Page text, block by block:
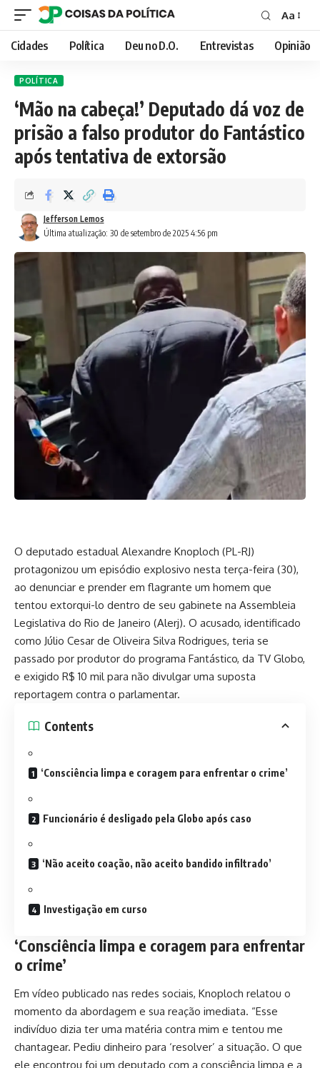
Font
Resizer
Aa
Cidades Política Deu no D.O. Entrevistas Opinião
POLÍTICA
‘Mão na cabeça!’ Deputado dá voz de
prisão a falso produtor do Fantástico
após tentativa de extorsão
Última atualização: 30 de setembro de 2025 4:56 pm
Jefferson Lemos
O deputado estadual Alexandre Knoploch (PL-RJ)
protagonizou um episódio explosivo nesta terça-feira (30),
ao denunciar e prender em flagrante um homem que
tentou extorqui-lo dentro de seu gabinete na Assembleia
Legislativa do Rio de Janeiro (Alerj). O acusado, identificado
como Júlio Cesar de Oliveira Silva Rodrigues, teria se
passado por produtor do programa Fantástico, da TV Globo,
e exigido R$ 10 mil para não divulgar uma suposta
reportagem contra o parlamentar.
Contents
‘Consciência limpa e coragem para enfrentar o crime’
Funcionário é desligado pela Globo após caso
‘Não aceito coação, não aceito bandido infiltrado’
Investigação em curso
‘Consciência limpa e coragem para enfrentar
o crime’
Em vídeo publicado nas redes sociais, Knoploch relatou o
momento da abordagem e sua reação imediata. “Esse
indivíduo dizia ter uma matéria contra mim e tentou me
chantagear. Pediu dinheiro para ‘resolver’ a situação. O que
ele encontrou foi um deputado com a consciência limpa e a